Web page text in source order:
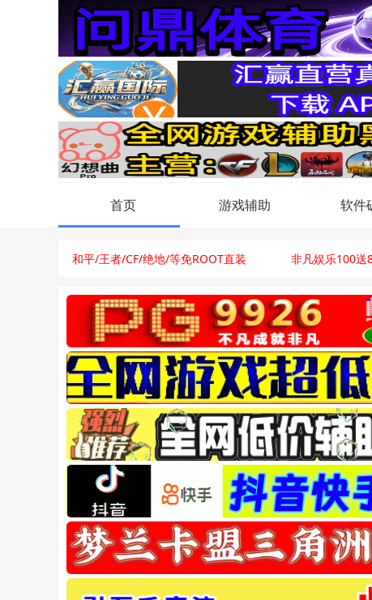
首页 游戏辅助 软件
和平/王者/CF/绝地/等免ROOT直装 非凡娱乐100送